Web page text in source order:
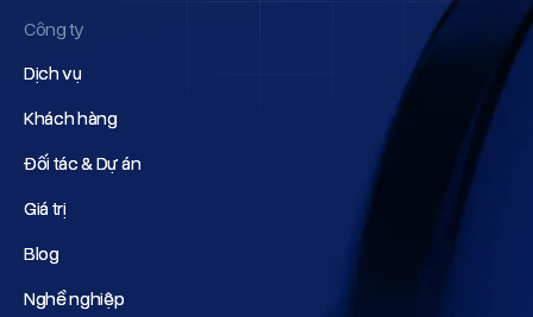
Công ty
Dịch vụ
Dịch vụ
Khách hàng
Khách hàng
Đối tác & Dự án
Đối tác & Dự án
Giá trị
Giá trị
Blog
Blog
Nghề nghiệp
Nghề nghiệp